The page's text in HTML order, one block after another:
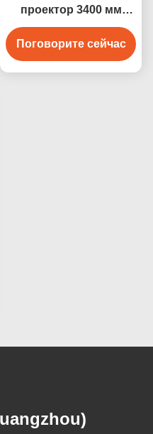
проектор 3400 мм
игровая система
Магическая живопись
для детей
Поговорите сейчас